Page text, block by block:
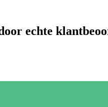
echte